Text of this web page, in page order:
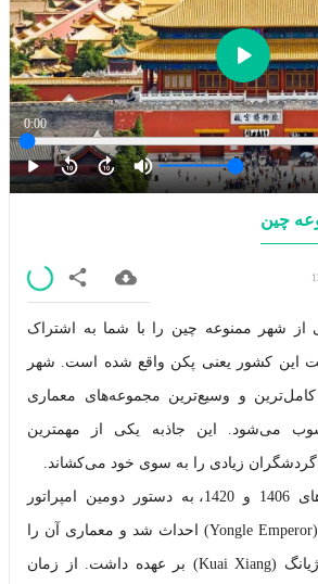
0:00
چین
از شهر ممنوعه چین را با شما به اشتراک
این کشور یعنی پکن واقع شده است. شهر
و وسیع‌ترین مجموعه‌های معماری
می‌شود. این جاذبه یکی از مهمترین
زیادی را به سوی خود می‌کشاند.
این مکان بین سال‌های 1406 و 1420، به دستور دومین امپراتور
سلسله مینگ، یونگ‌لو (Yongle Emperor) احداث شد و معماری آن را
شخصی به نام کوای ژیانگ (Kuai Xiang) بر عهده داشت. از زمان